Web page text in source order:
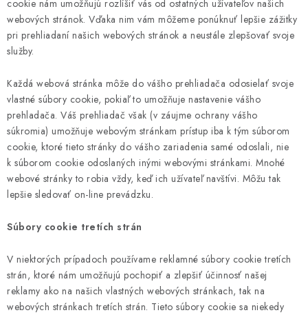
AUTODOPLNKY
KRYCIE PLACHTY - CELTY
BALENIE A EXPEDÍCIA
Ako nakupovať Obchodné podmienky
Doprava a platba
Ochrana osobných údajov
Licenčné zmluvy k fotografiám
Osobné vyzdvihnutie v Prešove
Ako funguje Packeta?
Doplnkové služby Profigaráž.sk
Newsletter z Profigaráž.sk
Darček k objednávke
Nákup na splátky Quatro - Profigaráž.sk
cookie nám umožňujú rozlíšiť vás od ostatných užívateľov našich
webových stránok. Vďaka nim vám môžeme ponúknuť lepšie zážitky
pri prehliadaní našich webových stránok a neustále zlepšovať svoje
služby.
Každá webová stránka môže do vášho prehliadača odosielať svoje
vlastné súbory cookie, pokiaľ to umožňuje nastavenie vášho
prehladača. Váš prehliadač však (v záujme ochrany vášho
súkromia) umožňuje webovým stránkam prístup iba k tým súborom
cookie, ktoré tieto stránky do vášho zariadenia samé odoslali, nie
k súborom cookie odoslaných inými webovými stránkami. Mnohé
webové stránky to robia vždy, keď ich užívateľ navštívi. Môžu tak
lepšie sledovať on-line prevádzku.
Súbory cookie tretích strán
V niektorých prípadoch používame reklamné súbory cookie tretích
strán, ktoré nám umožňujú pochopiť a zlepšiť účinnosť našej
reklamy ako na našich vlastných webových stránkach, tak na
webových stránkach tretích strán. Tieto súbory cookie sa niekedy